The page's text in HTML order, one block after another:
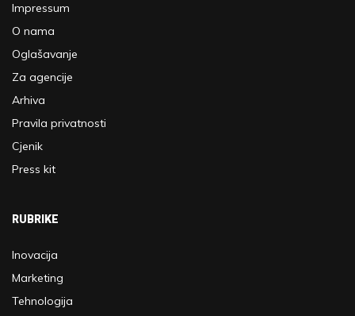
Impressum
O nama
Oglašavanje
Za agencije
Arhiva
Pravila privatnosti
Cjenik
Press kit
RUBRIKE
Inovacija
Marketing
Tehnologija